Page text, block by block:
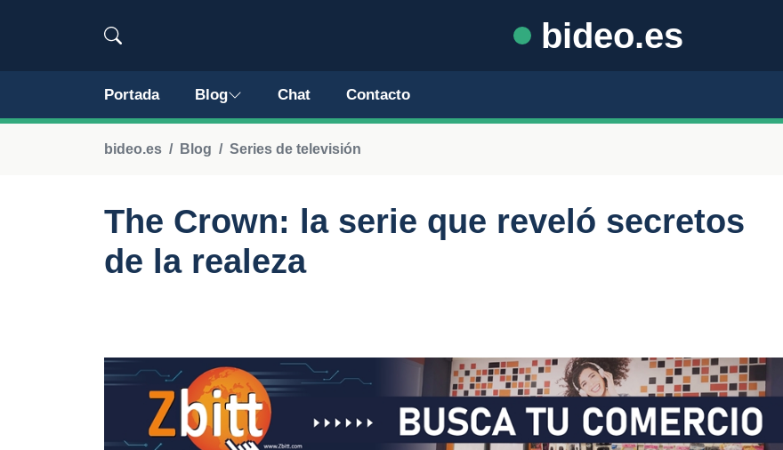
bideo.es
Portada Blog Chat Contacto
bideo.es Blog Series de televisión
The Crown: la serie que reveló secretos
de la realeza